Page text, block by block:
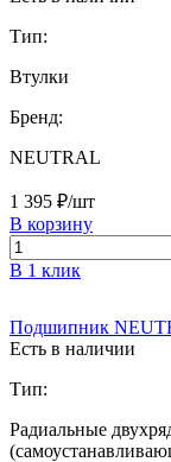
Тип:
Втулки
Бренд:
NEUTRAL
1 395 ₽/шт
В корзину
В 1 клик
Подшипник
Есть в наличии
Тип:
Радиальные